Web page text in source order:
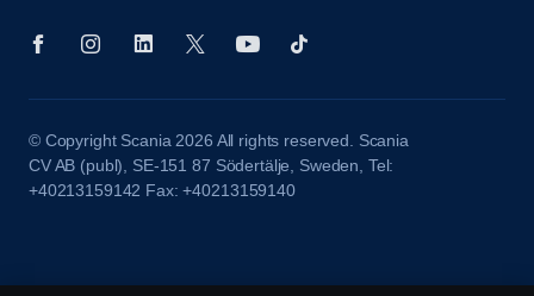
© Copyright Scania 2026 All rights reserved. Scania
CV AB (publ), SE-151 87 Södertälje, Sweden, Tel:
+40213159142 Fax: +40213159140